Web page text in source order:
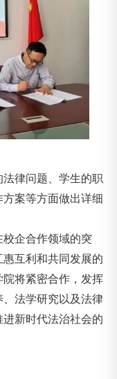
律问题、学生的职
案等方面做出详细
企合作领域的突
互利和共同发展的
将紧密合作，发挥
法学研究以及法律
新时代法治社会的